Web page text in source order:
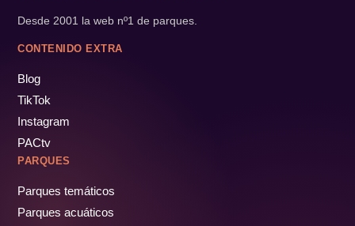
Desde 2001 la web nº1 de parques.
CONTENIDO EXTRA
Blog
TikTok
Instagram
PACtv
PARQUES
Parques temáticos
Parques acuáticos